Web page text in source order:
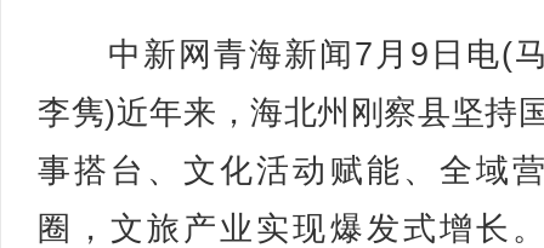
中新网青海新闻7月9日电(
李隽)近年来，海北州刚察县坚持
事搭台、文化活动赋能、全域
圈，文旅产业实现爆发式增长